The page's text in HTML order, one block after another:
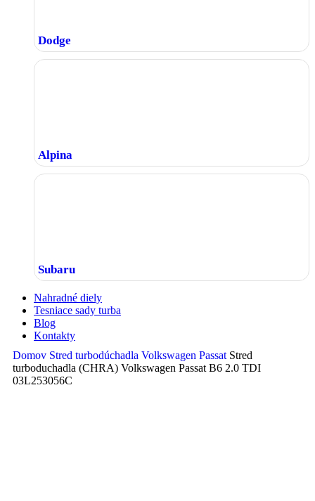
Dodge
Alpina
Subaru
Nahradné diely
Tesniace sady turba
Blog
Kontakty
Domov Stred turbodúchadla Volkswagen Passat Stred
turboduchadla (CHRA) Volkswagen Passat B6 2.0 TDI
03L253056C